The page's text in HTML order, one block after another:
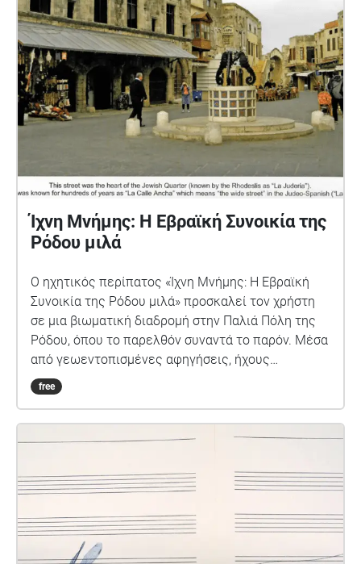
μνήμη της Χριστιανικής παρουσίας. Τέλος,
μπαίνοντας από την πύλη του Αγίου Ιωάννου, την
κόκκινη πόρτα ο περίπατος περνά από την Ιστορία
στο παρόν.Οι κάτοικοι αφηγούνται την
καθημερινότητα τους . Το κυκλοφοριακό η
καθαριότητα, η δυσοσμία η δυσκολία του να ζεις
μέσα σ'έναν τόπο που όλοι αγαπούν..
Ίχνη Μνήμης: Η Εβραϊκή Συνοικία της
Ρόδου μιλά
Ο ηχητικός περίπατος «Ίχνη Μνήμης: Η Εβραϊκή
Συνοικία της Ρόδου μιλά» προσκαλεί τον χρήστη
σε μια βιωματική διαδρομή στην Παλιά Πόλη της
Ρόδου, όπου το παρελθόν συναντά το παρόν. Μέσα
από γεωεντοπισμένες αφηγήσεις, ήχους
περιβάλλοντος και στοιχεία επαυξημένης
πραγματικότητας, ο περιπατητής ανακαλύπτει την
δημιούργησε σε αυτή την περιοχή για αιώνες. Η
μνήμης, της πολιτιστικής κληρονομιάς και της
βιώσιμης διαχείρισης του αστικού τοπίου,
ενθαρρύνοντας τον χρήστη να παρατηρήσει τον
χώρο με νέα ματιά. Ο περίπατος δεν αποτελεί
απλώς μια ιστορική αναδρομή, αλλά μια
free